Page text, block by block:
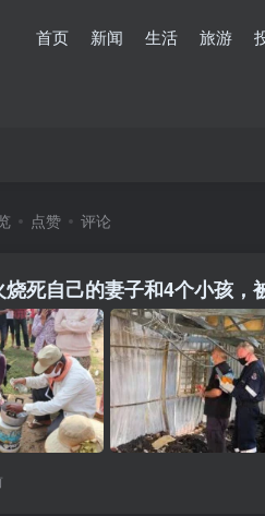
首页 新闻 生活 旅游
点赞 评论
死自己的妻子和4个小孩，